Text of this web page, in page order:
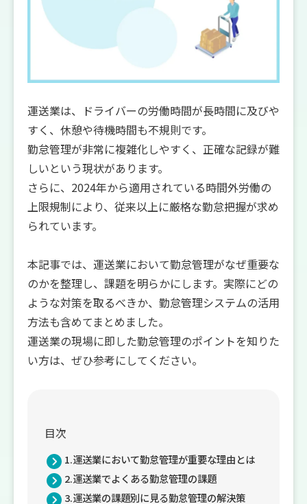
運送業は、ドライバーの労働時間が長時間に及びや
すく、休憩や待機時間も不規則です。
勤怠管理が非常に複雑化しやすく、正確な記録が難
しいという現状があります。
さらに、2024年から適用されている時間外労働の
上限規制により、従来以上に厳格な勤怠把握が求め
られています。
本記事では、運送業において勤怠管理がなぜ重要な
のかを整理し、課題を明らかにします。実際にどの
ような対策を取るべきか、勤怠管理システムの活用
方法も含めてまとめました。
運送業の現場に即した勤怠管理のポイントを知りた
い方は、ぜひ参考にしてください。
目次
1.運送業において勤怠管理が重要な理由とは
2.運送業でよくある勤怠管理の課題
3.運送業の課題別に見る勤怠管理の解決策